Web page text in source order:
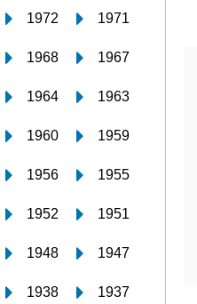
1972 1971
1968 1967
1964 1963
1960 1959
1956 1955
1952 1951
1948 1947
1938 1937